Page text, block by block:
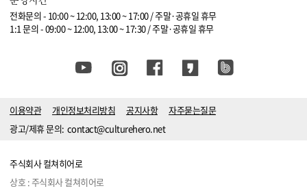
전화문의 - 10:00 ~ 12:00, 13:00 ~ 17:00 / 주말·공휴일 휴무
1:1 문의 - 09:00 ~ 12:00, 13:00 ~ 17:30 / 주말·공휴일 휴무
이용약관 개인정보처리방침 공지사항
자주묻는질문
광고/제휴 문의: contact@culturehero.net
주식회사 컬쳐히어로
상호 : 주식회사 컬쳐히어로